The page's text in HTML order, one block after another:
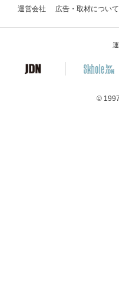
運営会社 広告・取材について
©